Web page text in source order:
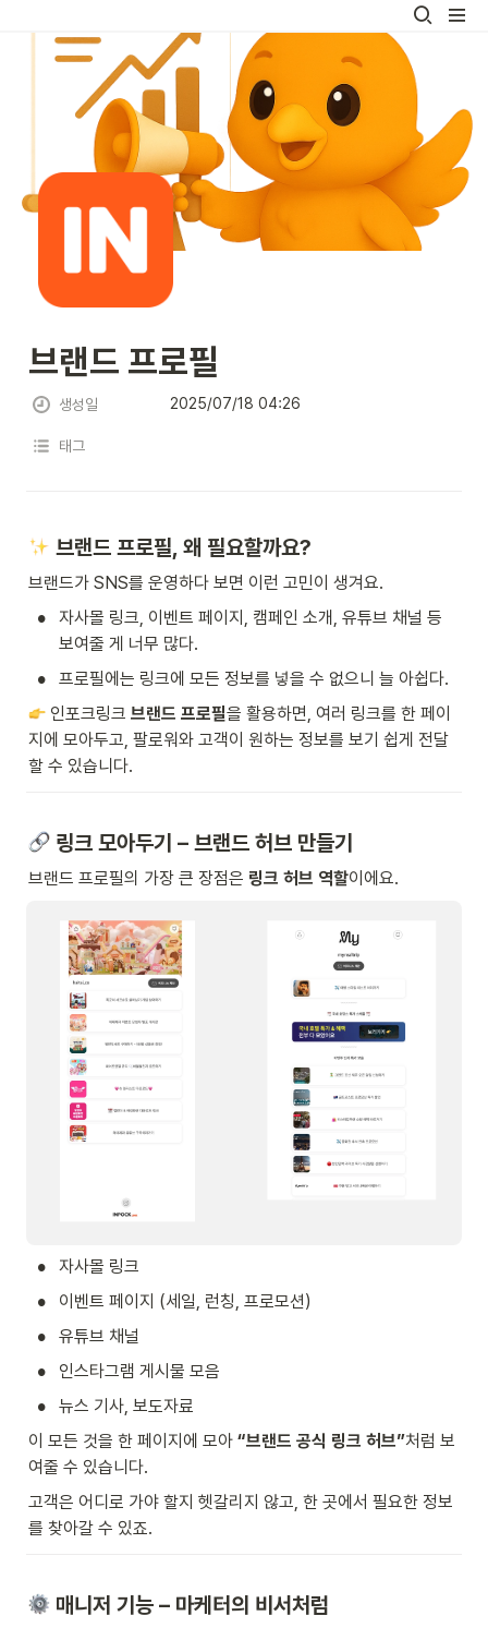
브랜드 프로필
생성일 2025/07/18 04:26
태그
브랜드 프로필, 왜 필요할까요?
브랜드가 SNS를 운영하다 보면 이런 고민이 생겨요.
•
자사몰 링크, 이벤트 페이지, 캠페인 소개, 유튜브 채널 등
보여줄 게 너무 많다.
•
프로필에는 링크에 모든 정보를 넣을 수 없으니 늘 아쉽다.
인포크링크 브랜드 프로필을 활용하면, 여러 링크를 한 페이
지에 모아두고, 팔로워와 고객이 원하는 정보를 보기 쉽게 전달
할 수 있습니다.
링크 모아두기 – 브랜드 허브 만들기
브랜드 프로필의 가장 큰 장점은 링크 허브 역할이에요.
• 자사몰 링크
• 이벤트 페이지 (세일, 런칭, 프로모션)
• 유튜브 채널
• 인스타그램 게시물 모음
•
뉴스 기사, 보도자료
이 모든 것을 한 페이지에 모아 “브랜드 공식 링크 허브”처럼 보
여줄 수 있습니다.
고객은 어디로 가야 할지 헷갈리지 않고, 한 곳에서 필요한 정보
를 찾아갈 수 있죠.
매니저 기능 – 마케터의 비서처럼